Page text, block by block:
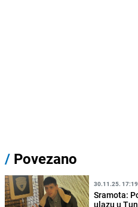
/ Povezano
30.11.25. 17:19
Sramota:
ulazu u